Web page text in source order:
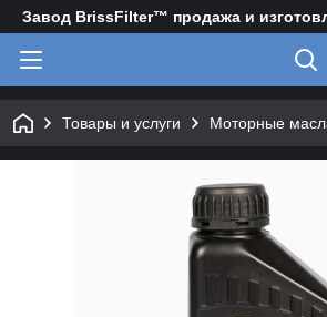
Завод BrissFilter™ продажа и
Товары и услуги Моторные